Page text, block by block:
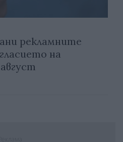
рекламните
на